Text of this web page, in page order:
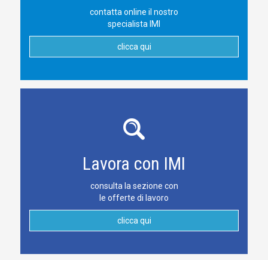
contatta online il nostro
specialista IMI
clicca qui
Lavora con IMI
consulta la sezione con
le offerte di lavoro
clicca qui